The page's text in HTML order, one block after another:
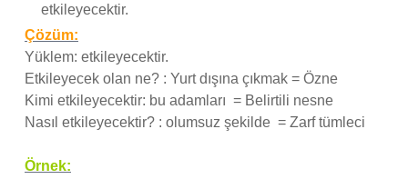
etkileyecektir.
Çözüm:
Yüklem: etkileyecektir.
Etkileyecek olan ne? : Yurt dışına çıkmak = Özne
Kimi etkileyecektir: bu adamları = Belirtili nesne
Nasıl etkileyecektir? : olumsuz şekilde = Zarf tümleci
Örnek: